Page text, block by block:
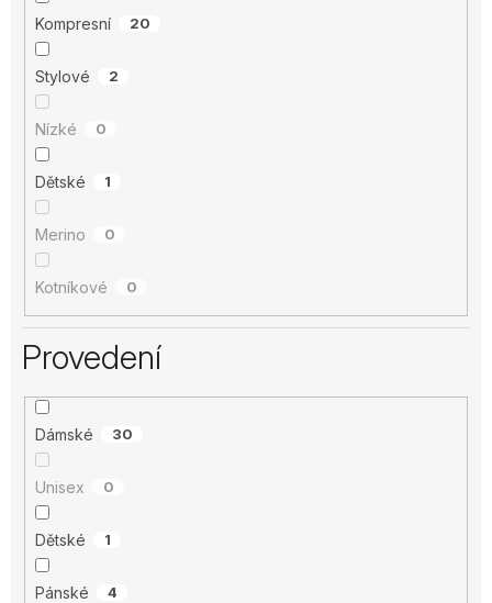
Kompresní 20
Stylové 2
Nízké 0
Dětské 1
Merino 0
Kotníkové 0
Provedení
Dámské 30
Unisex 0
Dětské 1
Pánské 4